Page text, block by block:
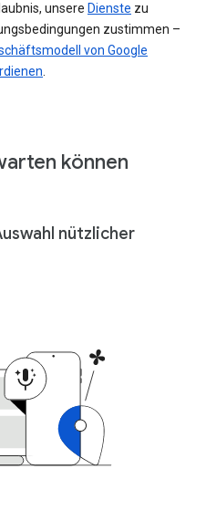
unsere Dienste zu
zustimmen –
von Google
können
nützlicher